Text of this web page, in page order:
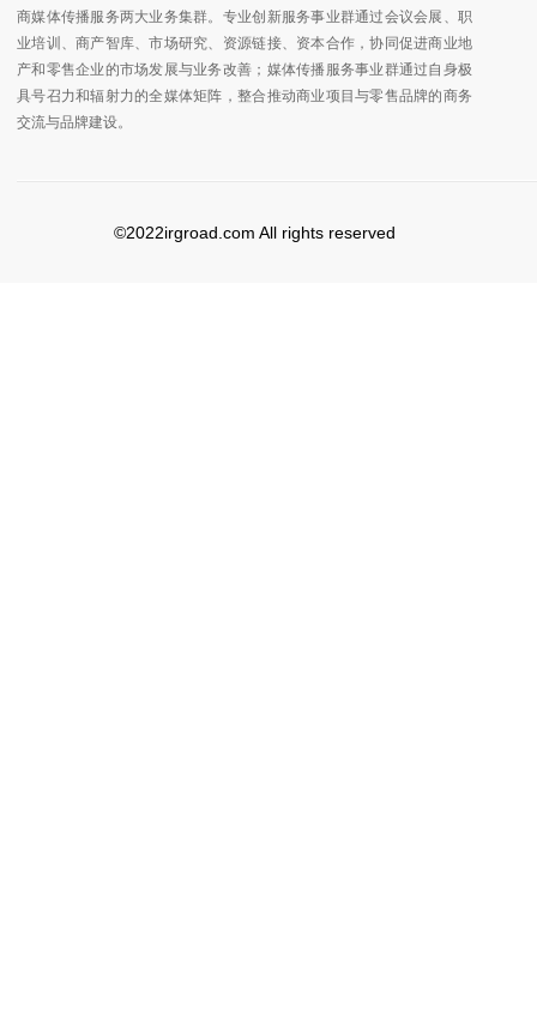
商媒体传播服务两大业务集群。专业创新服务事业群通过会议会展、职
业培训、商产智库、市场研究、资源链接、资本合作，协同促进商业地
产和零售企业的市场发展与业务改善；媒体传播服务事业群通过自身极
具号召力和辐射力的全媒体矩阵，整合推动商业项目与零售品牌的商务
交流与品牌建设。
©2022irgroad.com All rights reserved